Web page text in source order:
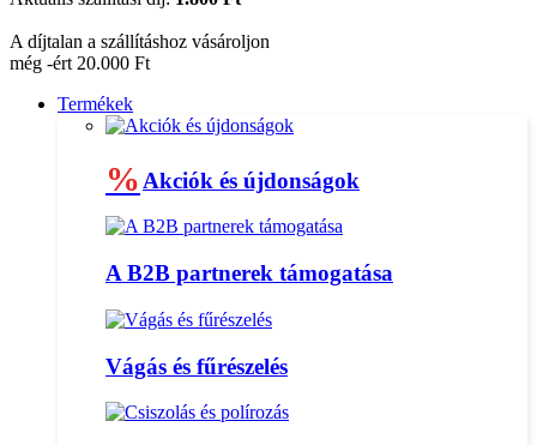
A díjtalan a szállításhoz vásároljon
még -ért 20.000 Ft
Termékek
% Akciók és újdonságok
A B2B partnerek támogatása
Vágás és fűrészelés